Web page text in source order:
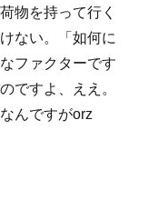
物を持って行く
ない。「如何に
ファクターです
ですよ、ええ。
んですがorz